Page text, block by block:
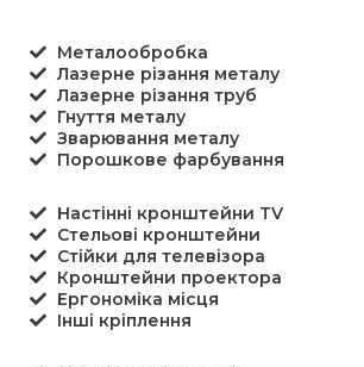
Металообробка
Лазерне різання металу
Лазерне різання труб
Гнуття металу
Зварювання металу
Порошкове фарбування
Настінні кронштейни TV
Стельові кронштейни
Стійки для телевізора
Кронштейни проектора
Ергономіка місця
Інші кріплення